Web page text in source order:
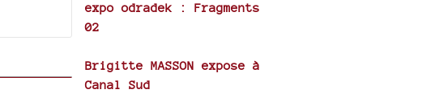
volume.
expo odradek : Fragments
02
Brigitte MASSON expose à
Canal Sud